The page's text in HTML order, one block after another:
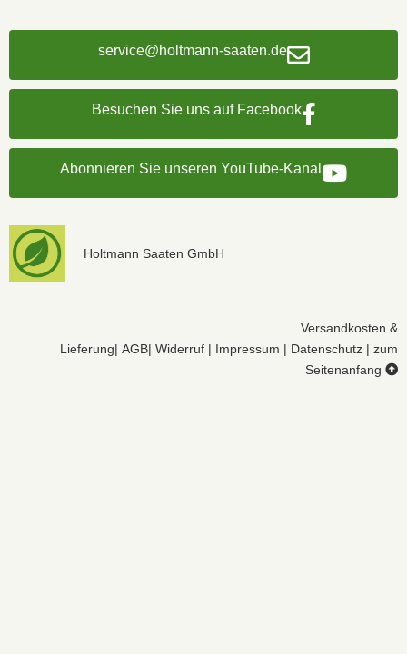
service@holtmann-saaten.de
Besuchen Sie uns auf Facebook
Abonnieren Sie unseren YouTube-Kanal
Holtmann Saaten GmbH
Versandkosten &
Lieferung| AGB| Widerruf | Impressum | Datenschutz | zum
Seitenanfang